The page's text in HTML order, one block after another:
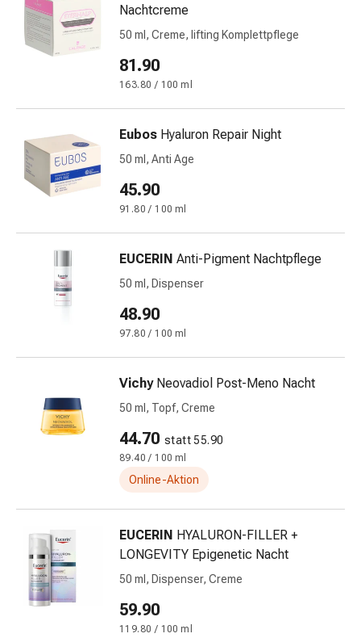
Heuschnupfen
Antiallergika
Haut
Nase
Darm
Durchfall
Hämorrhoiden
Magenbrennen
Übelkeit
Blähungen
Verstopfung
Medizinische
Hautpflege
Ekzeme
Hühneraugen
Warzen
Nagel-
&
Fusspilz
Narbenbehandlung
Trockene
Krankhaftes
Schwitzen
Nachtcreme
50 ml, Creme, lifting Komplettpflege
81.90
163.80 / 100 ml
Eubos Hyaluron Repair Night
50 ml, Anti Age
45.90
91.80 / 100 ml
EUCERIN Anti-Pigment Nachtpflege
50 ml, Dispenser
48.90
97.80 / 100 ml
Vichy Neovadiol Post-Meno Nacht
50 ml, Topf, Creme
44.70 statt 55.90
89.40 / 100 ml
Online-Aktion
EUCERIN HYALURON-FILLER +
LONGEVITY Epigenetic Nacht
50 ml, Dispenser, Creme
59.90
119.80 / 100 ml